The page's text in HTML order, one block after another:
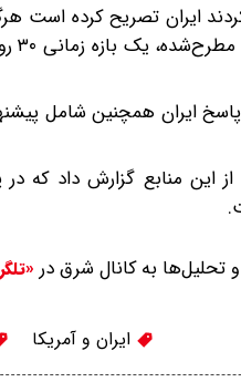
ایران تصریح کرده است
پاسخ ایران همچنین شامل
این منابع گزارش داد که
و تحلیل‌ها به کانال شرق در
ایران و آمریکا